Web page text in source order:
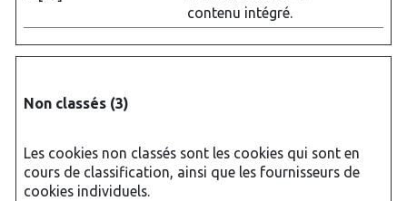
contenu intégré.
Non classés (3)
Les cookies non classés sont les cookies qui sont en
cours de classification, ainsi que les fournisseurs de
cookies individuels.